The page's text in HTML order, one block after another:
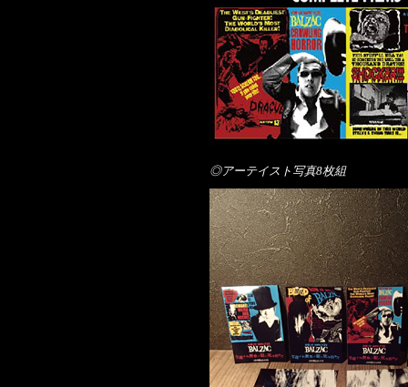
◎アーテイスト写真8枚組